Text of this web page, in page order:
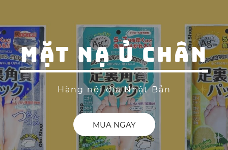
MẶT NẠ Ủ CHÂN
Hàng nội địa Nhật Bản
MUA NGAY